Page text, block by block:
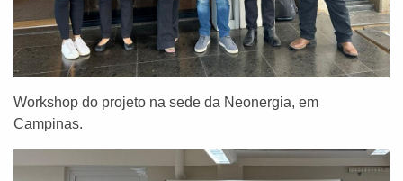
Workshop do projeto na sede da Neonergia, em
Campinas.